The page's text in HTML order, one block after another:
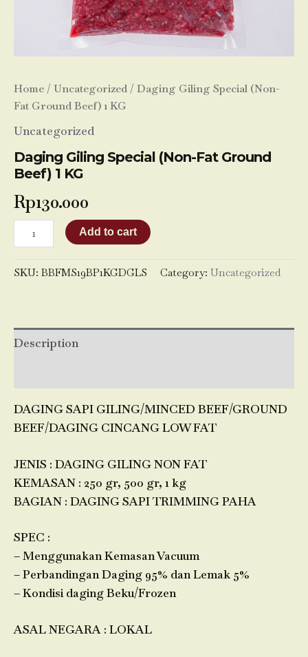
Home / Uncategorized / Daging Giling Special (Non-
Fat Ground Beef) 1 KG
Uncategorized
Daging Giling Special (Non-Fat Ground
Beef) 1 KG
Rp130.000
Add to cart
SKU: BBFMS19BP1KGDGLS Category: Uncategorized
Description
DAGING SAPI GILING/MINCED BEEF/GROUND
BEEF/DAGING CINCANG LOW FAT
JENIS : DAGING GILING NON FAT
KEMASAN : 250 gr, 500 gr, 1 kg
BAGIAN : DAGING SAPI TRIMMING PAHA
SPEC :
– Menggunakan Kemasan Vacuum
– Perbandingan Daging 95% dan Lemak 5%
– Kondisi daging Beku/Frozen
ASAL NEGARA : LOKAL